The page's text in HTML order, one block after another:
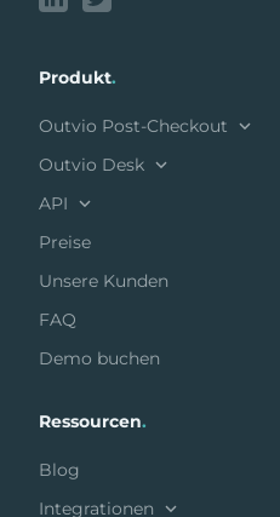
Produkt.
Outvio Post-Checkout
Outvio Desk
API
Preise
Unsere Kunden
FAQ
Demo buchen
Ressourcen.
Blog
Integrationen